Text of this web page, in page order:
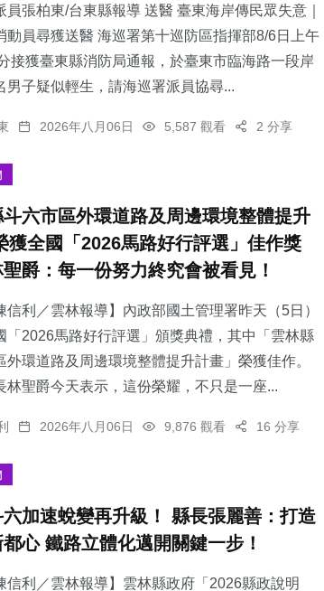
員張柏東/台東縣報導 送醫 臺東海岸傳民眾失意｜
動員尋獲送醫 海巡署第十巡防區指揮部8/6日上午
接獲臺東縣消防局通報，於臺東市臨海路一段岸
男子疑似輕生，請海巡署派員協尋...
2026年八月06日 5,587 觀看 2 分享
六市區外環道路及周邊環境整體提升
獲全國「2026馬路好行評選」佳作獎
爵：每一份努力終究會被看見！
信利／雲林報導】內政部國土管理署昨天（5日）
「2026馬路好行評選」頒獎典禮，其中「雲林縣
外環道路及周邊環境整體提升計畫」榮獲佳作。
林聖爵今天表示，這份榮耀，不只是一座...
2026年八月06日 9,876 觀看 16 分享
六加速蛻變再升級！ 縣長張麗善：打造
心 鐵路立體化邁開關鍵一步！
信利／雲林報導】雲林縣政府「2026縣政說明